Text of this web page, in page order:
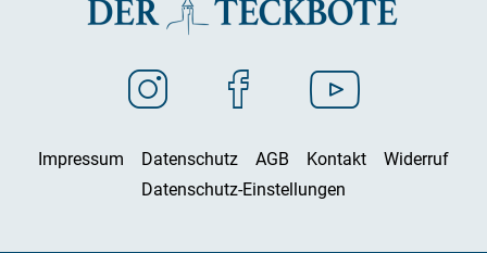
Impressum Datenschutz AGB Kontakt
Widerruf
Datenschutz-Einstellungen